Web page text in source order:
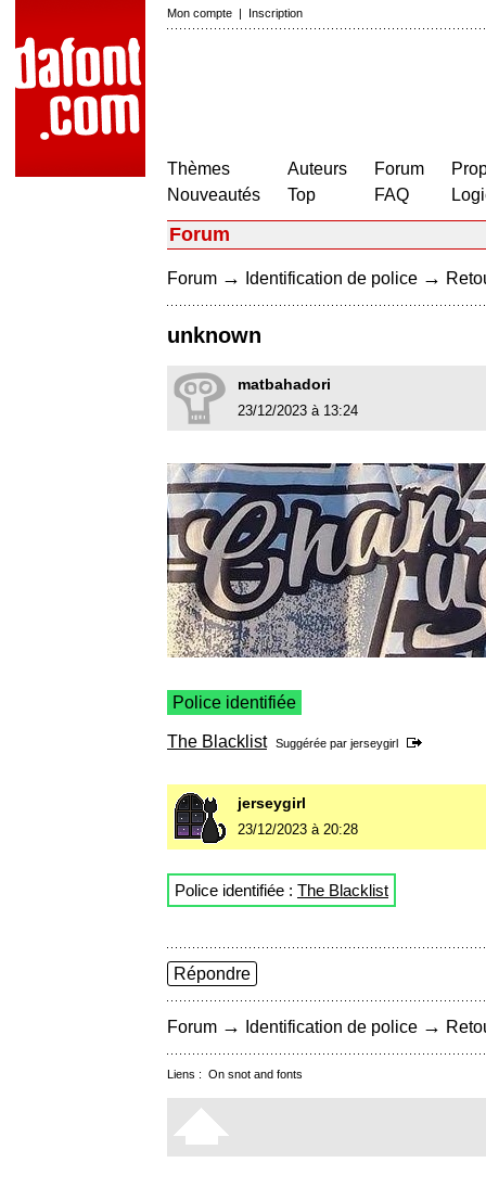
Mon compte | Inscription
Thèmes
Nouveautés
Auteurs
Top
Forum
FAQ
Forum
Forum → Identification de police →
unknown
matbahadori
23/12/2023 à 13:24
Police identifiée
The Blacklist Suggérée par jerseygirl
jerseygirl
23/12/2023 à 20:28
Police identifiée : The Blacklist
Répondre
Forum → Identification de police →
Liens : On snot and fonts